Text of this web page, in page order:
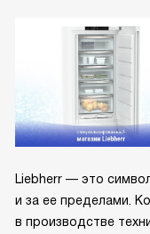
Liebherr — это
и за ее пределами.
в производстве